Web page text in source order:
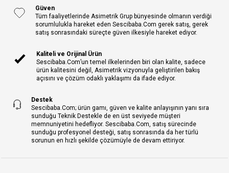
Güven
Tüm faaliyetlerinde Asimetrik Grup bünyesinde olmanın verdiği
sorumlulukla hareket eden Sescibaba.Com gerek satış, gerek
satış sonrasındaki süreçte güven ilkesiyle hareket ediyor.
Kaliteli ve Orijinal Ürün
Sescibaba.Com’un temel ilkelerinden biri olan kalite, sadece
ürün kalitesini değil, Asimetrik vizyonuyla geliştirilen bakış
açısını ve çözüm odaklı yaklaşımı da ifade ediyor.
Destek
Sescibaba.Com; ürün gamı, güven ve kalite anlayışının yanı sıra
sunduğu Teknik Destekle de en üst seviyede müşteri
memnuniyetini hedefliyor. Sescibaba.Com, satış sürecinde
sunduğu profesyonel desteği, satış sonrasında da her türlü
sorunun en hızlı şekilde çözümüyle de devam ettiriyor.